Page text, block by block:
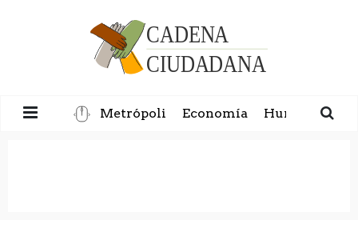
Metrópoli Economía Humanidad